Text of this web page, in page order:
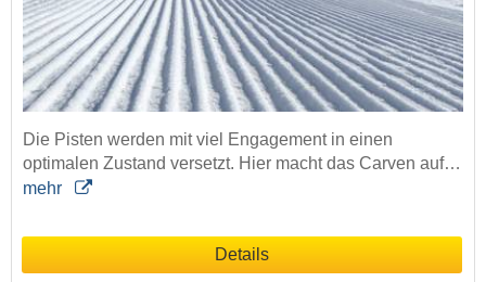
Die Pisten werden mit viel Engagement in einen
optimalen Zustand versetzt. Hier macht das Carven auf…
mehr
Details